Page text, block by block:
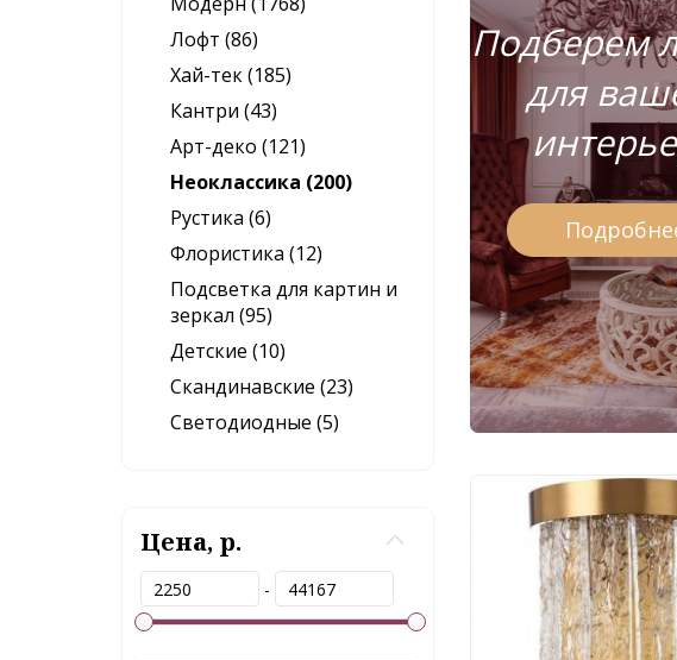
Лофт (86)
Хай-тек (185)
Кантри (43)
Арт-деко (121)
Неоклассика (200)
Рустика (6)
Флористика (12)
Подсветка для картин и
зеркал (95)
Детские (10)
Скандинавские (23)
Светодиодные (5)
Цена, р.
-
Подберем
для
Бра Stilfort
2155/05/02W
8 881 руб.